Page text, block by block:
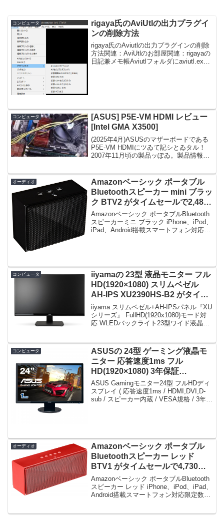
コンピュータ
rigaya氏のAviUtlの出力プラグイ
ンの削除方法
rigaya氏のAviutlの出力プラグインの削除
方法関連：AviUtlのお部屋関連：rigayaの
日記兼メモ帳Aviutlフォルダにaviutl.exe
コンピュータ
[ASUS] P5E-VM HDMI レビュー
[Intel GMA X3500]
(2025年4月)ASUSのマザーボードである
P5E-VM HDMIにツゐて記シとゐタル！
2007年11月頃の製品ッぽゐ。製品情報何
内容が薄杉流。関連：P5E-VM ...
オーディオ
Amazonベーシック ポータブル
Bluetoothスピーカー mini ブラッ
ク BTV2 がタイムセールで2,480
円！
Amazonベーシック ポータブルBluetooth
スピーカーミニ ブラック iPhone、iPod、
iPad、Android搭載スマートフォン対応限
コンピュータ
iiyamaの 23型 液晶モニター フル
HD(1920×1080) スリムベゼル
AH-IPS XU2390HS-B2 がタイム
セールで17,200円！
iiyama スリムベゼル+AH-IPSパネル『XU
シリーズ』 FullHD(1920x1080)モード対
応 WLEDバックライト23型ワイド液晶デ
コンピュータ
ASUSの 24型 ゲーミング液晶モ
ニター 応答速度1ms フル
HD(1920×1080) 3年保証
VE248HR がタイムセールで
15,280円！
ASUS Gamingモニター24型 フルHDディ
スプレイ ( 応答速度1ms / HDMI,DVI,D-
sub / スピーカー内蔵 / VESA規格 / 3年保
オーディオ
Amazonベーシック ポータブル
Bluetoothスピーカー レッド
BTV1 がタイムセールで4,730
円！
Amazonベーシック ポータブルBluetooth
スピーカー レッド iPhone、iPod、iPad、
Android搭載スマートフォン対応限定数は